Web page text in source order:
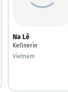
Na Lê
Kellnerin
Vietnam